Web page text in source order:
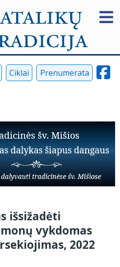
Ciklai Prenumerata
išsižadėti
vykdomas
2022